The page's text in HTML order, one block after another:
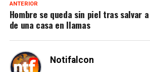
ANTERIOR
Hombre se queda sin piel tras salvar
de una casa en llamas
Notifalcon